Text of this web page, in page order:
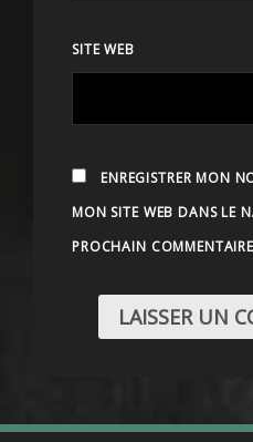
SITE WEB
ENREGISTRER MON
MON SITE WEB DANS LE
PROCHAIN